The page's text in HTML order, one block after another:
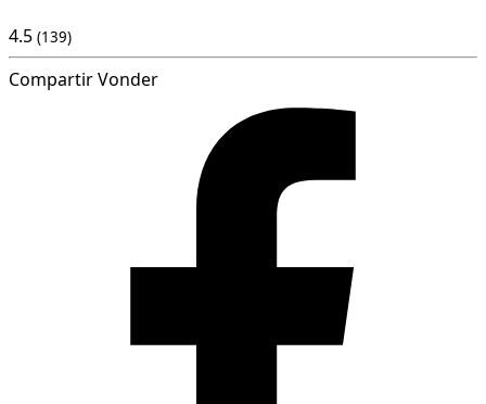
4.5 (139)
Compartir Vonder